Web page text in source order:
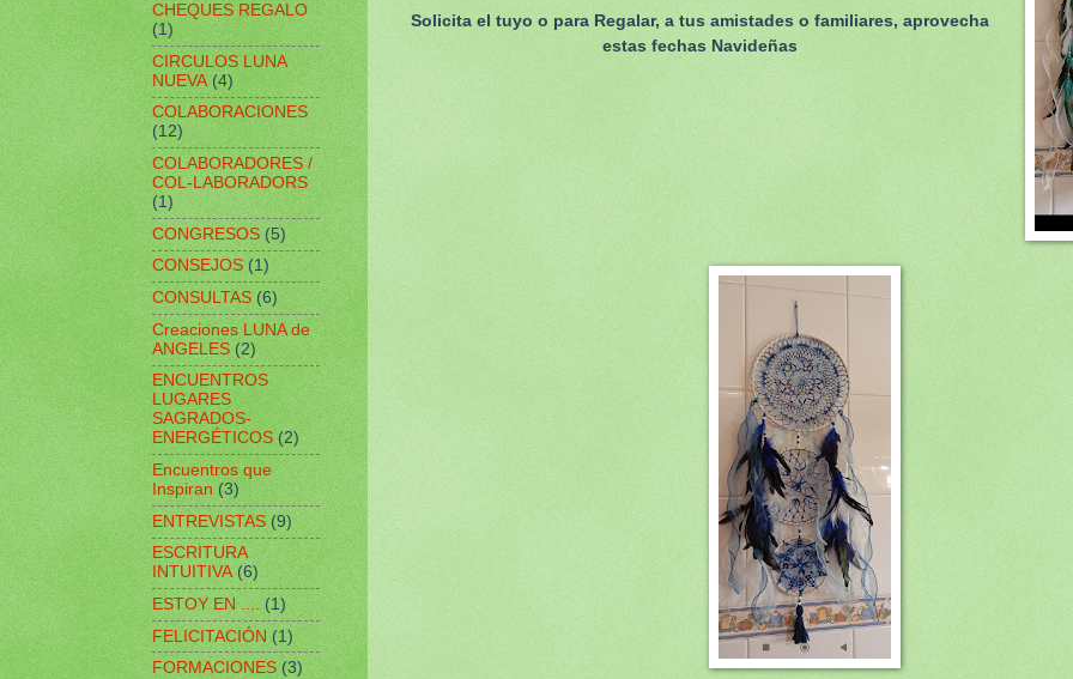
Solicita el tuyo o para Regalar, a tus amistades o familiares, aprovecha
estas fechas Navideñas
CHEQUES REGALO
(1)
CIRCULOS LUNA
NUEVA (4)
COLABORACIONES
(12)
COLABORADORES /
COL-LABORADORS
(1)
CONGRESOS (5)
CONSEJOS (1)
CONSULTAS (6)
Creaciones LUNA de
ANGELES (2)
ENCUENTROS
LUGARES
SAGRADOS-
ENERGÉTICOS (2)
Encuentros que
Inspiran (3)
ENTREVISTAS (9)
ESCRITURA
INTUITIVA (6)
ESTOY EN .... (1)
FELICITACIÓN (1)
FORMACIONES (3)